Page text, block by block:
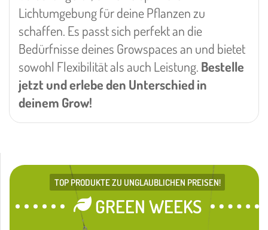
Lichtumgebung für deine Pflanzen zu
schaffen. Es passt sich perfekt an die
Bedürfnisse deines Growspaces an und bietet
sowohl Flexibilität als auch Leistung. Bestelle
jetzt und erlebe den Unterschied in
deinem Grow!
TOP PRODUKTE ZU UNGLAUBLICHEN PREISEN!
GREEN WEEKS